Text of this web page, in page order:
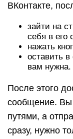
ВКонтакте,
зайти на
себя в его
нажать
оставить
вам нужна.
После этого
сообщение. Вы
путями, а
сразу, нужно